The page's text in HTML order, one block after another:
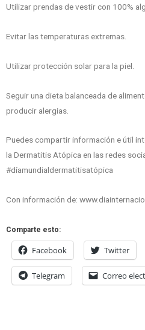
Utilizar prendas de vestir con 100%
Evitar las temperaturas extremas.
Utilizar protección solar para la piel.
Seguir una dieta balanceada de
producir alergias.
Puedes compartir información e útil
la Dermatitis Atópica en las redes
#díamundialdermatitisatópica
Con información de:
Comparte esto:
Facebook Twitter
Telegram Correo